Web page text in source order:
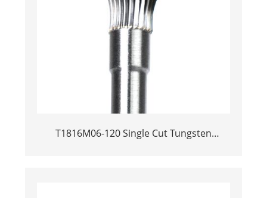
T1816M06-120 Single Cut Tungsten